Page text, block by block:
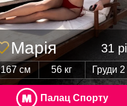
Марія 31
167 см 56 кг Груди 2
Палац Спорту